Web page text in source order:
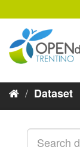
al
contenuto
Dataset